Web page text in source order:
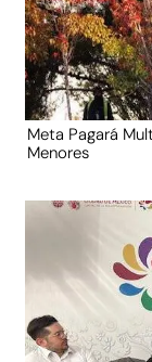
Meta Pagará
Menores